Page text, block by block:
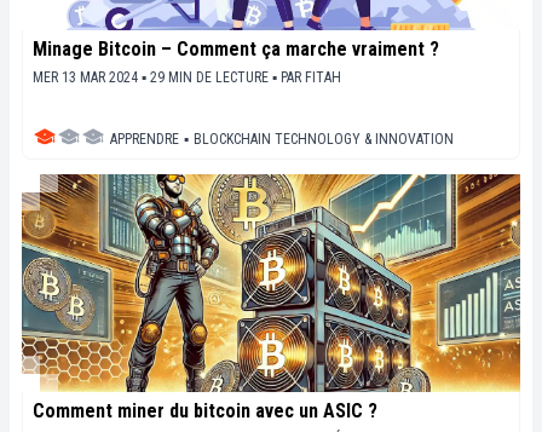
Minage Bitcoin – Comment ça marche vraiment ?
MER 13 MAR 2024 ▪ 29 MIN DE LECTURE ▪ PAR FITAH
APPRENDRE ▪ BLOCKCHAIN TECHNOLOGY & INNOVATION
Comment miner du bitcoin avec un ASIC ?